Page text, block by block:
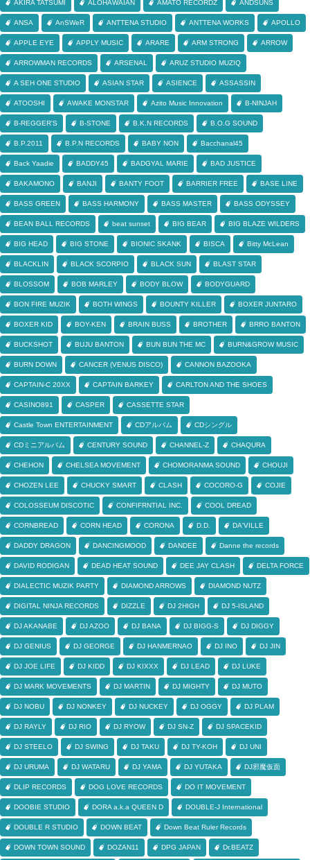
AKIRA TATSUMI ALOHAWAIAN AMATO RECORDZ ANDSUNS
ANSA AnSWeR ANTTENA STUDIO ANTTENA WORKS APOLLO
APPLE EYE APPLY MUSIC ARARE ARM STRONG ARROW
ARROWMAN RECORDS ARSENAL ARUZ STUDIO MUZIQ
A SEH ONE STUDIO ASIAN STAR ASIENCE ASSASSIN
ATOOSHI AWAKE MONSTAR Azito Music Innovation B-NINJAH
B-REGGER'S B-STONE B.K.N RECORDS B.O.G SOUND
B.P.2011 B.P.N RECORDS BABY NON Bacchanal45
Back Yaadie BADDY45 BADGYAL MARIE BAD JUSTICE
BAKAMONO BANJI BANTY FOOT BARRIER FREE BASE LINE
BASS GREEN BASS HARMONY BASS MASTER BASS ODYSSEY
BEAN BALL RECORDS beat sunset BIG BEAR BIG BLAZE WILDERS
BIG HEAD BIG STONE BIONIC SKANK BISCA Bitty McLean
BLACKLIN BLACK SCORPIO BLACK SUN BLAST STAR
BLOSSOM BOB MARLEY BODY BLOW BODYGUARD
BON FIRE MUZIK BOTH WINGS BOUNTY KILLER BOXER JUNTARO
BOXER KID BOY-KEN BRAIN BUSS BROTHER BRRO BANTON
BUCKSHOT BUJU BANTON BUN BUN THE MC BURN&GROW MUSIC
BURN DOWN CANCER (VENUS DISCO) CANNON BAZOOKA
CAPTAIN-C 20XX CAPTAIN BARKEY CARLTON AND THE SHOES
CASINO891 CASPER CASSETTE STAR
Castle Town ENTERTAINMENT CDアルバム CDシングル
CDミニアルバム CENTURY SOUND CHANNEL-Z CHAQURA
CHEHON CHELSEA MOVEMENT CHOMORANMA SOUND CHOUJI
CHOZEN LEE CHUCKY SMART CLASH COCORO-G COJIE
COLOSSEUM DISCOTIC CONFIFRNTIAL INC. COOL DREAD
CORNBREAD CORN HEAD CORONA D.D. DA'VILLE
DADDY DRAGON DANCINGMOOD DANDEE Danne the records
DAVID RODIGAN DEAD HEAT SOUND DEE JAY CLASH DELTA FORCE
DIALECTIC MUZIK PARTY DIAMOND ARROWS DIAMOND NUTZ
DIGITAL NINJA RECORDS DIZZLE DJ 2HIGH DJ 5-ISLAND
DJ AKANABE DJ AZOO DJ BANA DJ BIGG-S DJ DIGGY
DJ GENIUS DJ GEORGE DJ HANMERNAO DJ INO DJ JIN
DJ JOE LIFE DJ KIDD DJ KIXXX DJ LEAD DJ LUKE
DJ MARK MOVEMENTS DJ MARTIN DJ MIGHTY DJ MUTO
DJ NOBU DJ NONKEY DJ NUCKEY DJ OGGY DJ PLAM
DJ RAYLY DJ RIO DJ RYOW DJ SN-Z DJ SPACEKID
DJ STEELO DJ SWING DJ TAKU DJ TY-KOH DJ UNI
DJ URUMA DJ WATARU DJ YAMA DJ YUTAKA DJ邪魔仮面
DLIP RECORDS DOG LOVE RECORDS DO IT MOVEMENT
DOOBIE STUDIO DORA a.k.a QUEEN D DOUBLE-J International
DOUBLE R STUDIO DOWN BEAT Down Beat Ruler Records
DOWN TOWN SOUND DOZAN11 DPG JAPAN Dr.BEATZ